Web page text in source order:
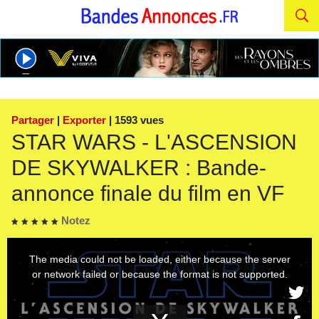
Partager | Exporter | 1593 vues
STAR WARS - L'ASCENSION
DE SKYWALKER : Bande-
annonce finale du film en VF
Notez